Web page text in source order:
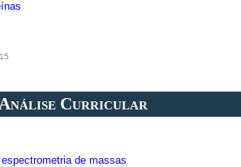
Análise Curricular
de massas